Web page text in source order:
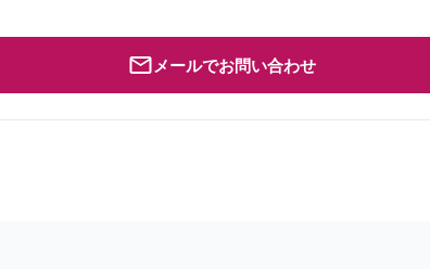
メールでお問い合わせ